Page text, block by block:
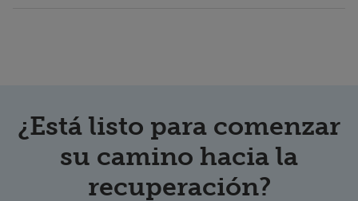
¿Está listo para comenzar
su camino hacia la
recuperación?